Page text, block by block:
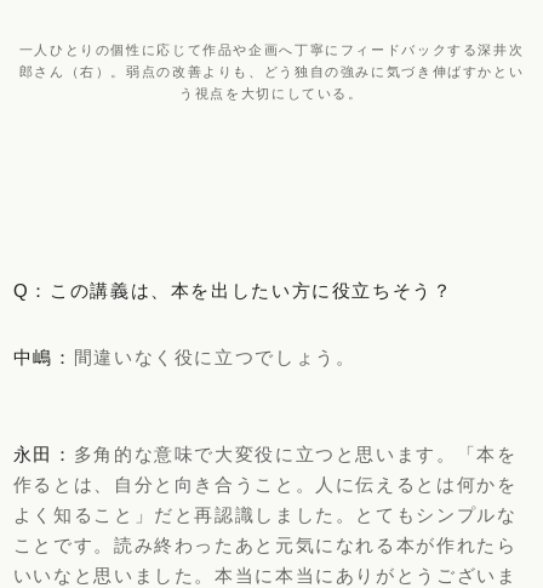
一人ひとりの個性に応じて作品や企画へ丁寧にフィードバックする深井次
郎さん（右）。弱点の改善よりも、どう独自の強みに気づき伸ばすかとい
う視点を大切にしている。
Q：この講義は、本を出したい方に役立ちそう？
中嶋： 間違いなく役に立つでしょう。
永田： 多角的な意味で大変役に立つと思います。「本を
作るとは、自分と向き合うこと。人に伝えるとは何かを
よく知ること」だと再認識しました。とてもシンプルな
ことです。読み終わったあと元気になれる本が作れたら
いいなと思いました。本当に本当にありがとうございま